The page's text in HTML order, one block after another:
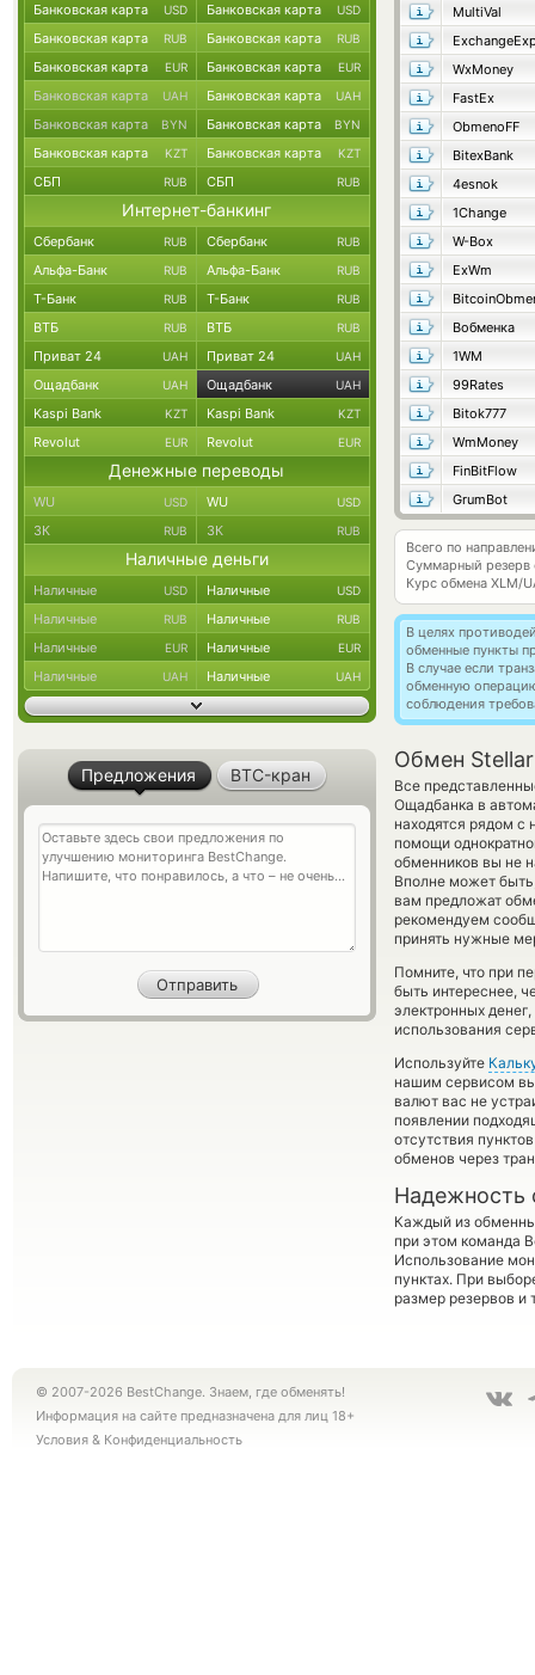
MultiVal
WxMoney
FastEx
ObmenoFF
BitexBank
4esnok
1Change
W-Box
ExWm
Вобменка
1WM
99Rates
Bitok777
WmMoney
FinBitFlow
GrumBot
Всего по
Суммарный резерв
Курс обмена XLM/
В целях
обменные пункты
В случае если
обменную
соблюдения
Обмен
Все
Ощадбанка в
находятся рядом с
помощи
обменников вы не
Вполне может
вам предложат
рекомендуем
принять нужные
Помните, что при
быть интереснее,
электронных
использования
Используйте
нашим сервисом
валют вас не
появлении
отсутствия
обменов через
Надежность
Каждый из
при этом команда
Использование
пунктах. При
размер резервов и
Банковская карта USD Банковская карта USD
Банковская карта RUB Банковская карта RUB
Банковская карта EUR Банковская карта EUR
Банковская карта UAH Банковская карта UAH
Банковская карта BYN Банковская карта BYN
Банковская карта KZT Банковская карта KZT
СБП RUB СБП RUB
Интернет-банкинг
Сбербанк RUB Сбербанк RUB
Альфа-Банк RUB Альфа-Банк RUB
Т-Банк RUB Т-Банк RUB
ВТБ RUB ВТБ RUB
Приват 24 UAH Приват 24 UAH
Ощадбанк UAH Ощадбанк UAH
Kaspi Bank KZT Kaspi Bank KZT
Revolut EUR Revolut EUR
Денежные переводы
WU USD WU USD
ЗК RUB ЗК RUB
Наличные деньги
Наличные USD Наличные USD
Наличные RUB Наличные RUB
Наличные EUR Наличные EUR
Наличные UAH Наличные UAH
Предложения BTC-кран
© 2007-2026 BestChange. Знаем, где обменять!
Информация на сайте предназначена для лиц 18+
Условия & Конфиденциальность